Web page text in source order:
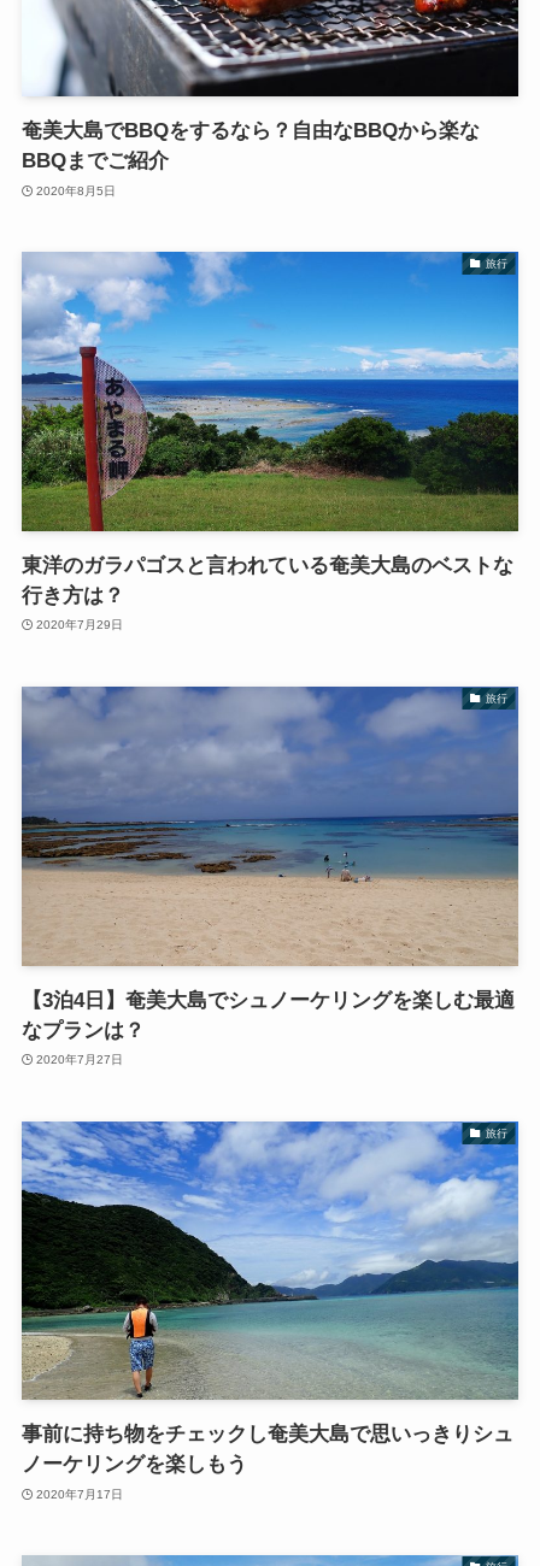
奄美大島でBBQをするなら？自由なBBQから楽な
BBQまでご紹介
2020年8月5日
旅行
東洋のガラパゴスと言われている奄美大島のベストな
行き方は？
2020年7月29日
旅行
【3泊4日】奄美大島でシュノーケリングを楽しむ最適
なプランは？
2020年7月27日
旅行
事前に持ち物をチェックし奄美大島で思いっきりシュ
ノーケリングを楽しもう
2020年7月17日